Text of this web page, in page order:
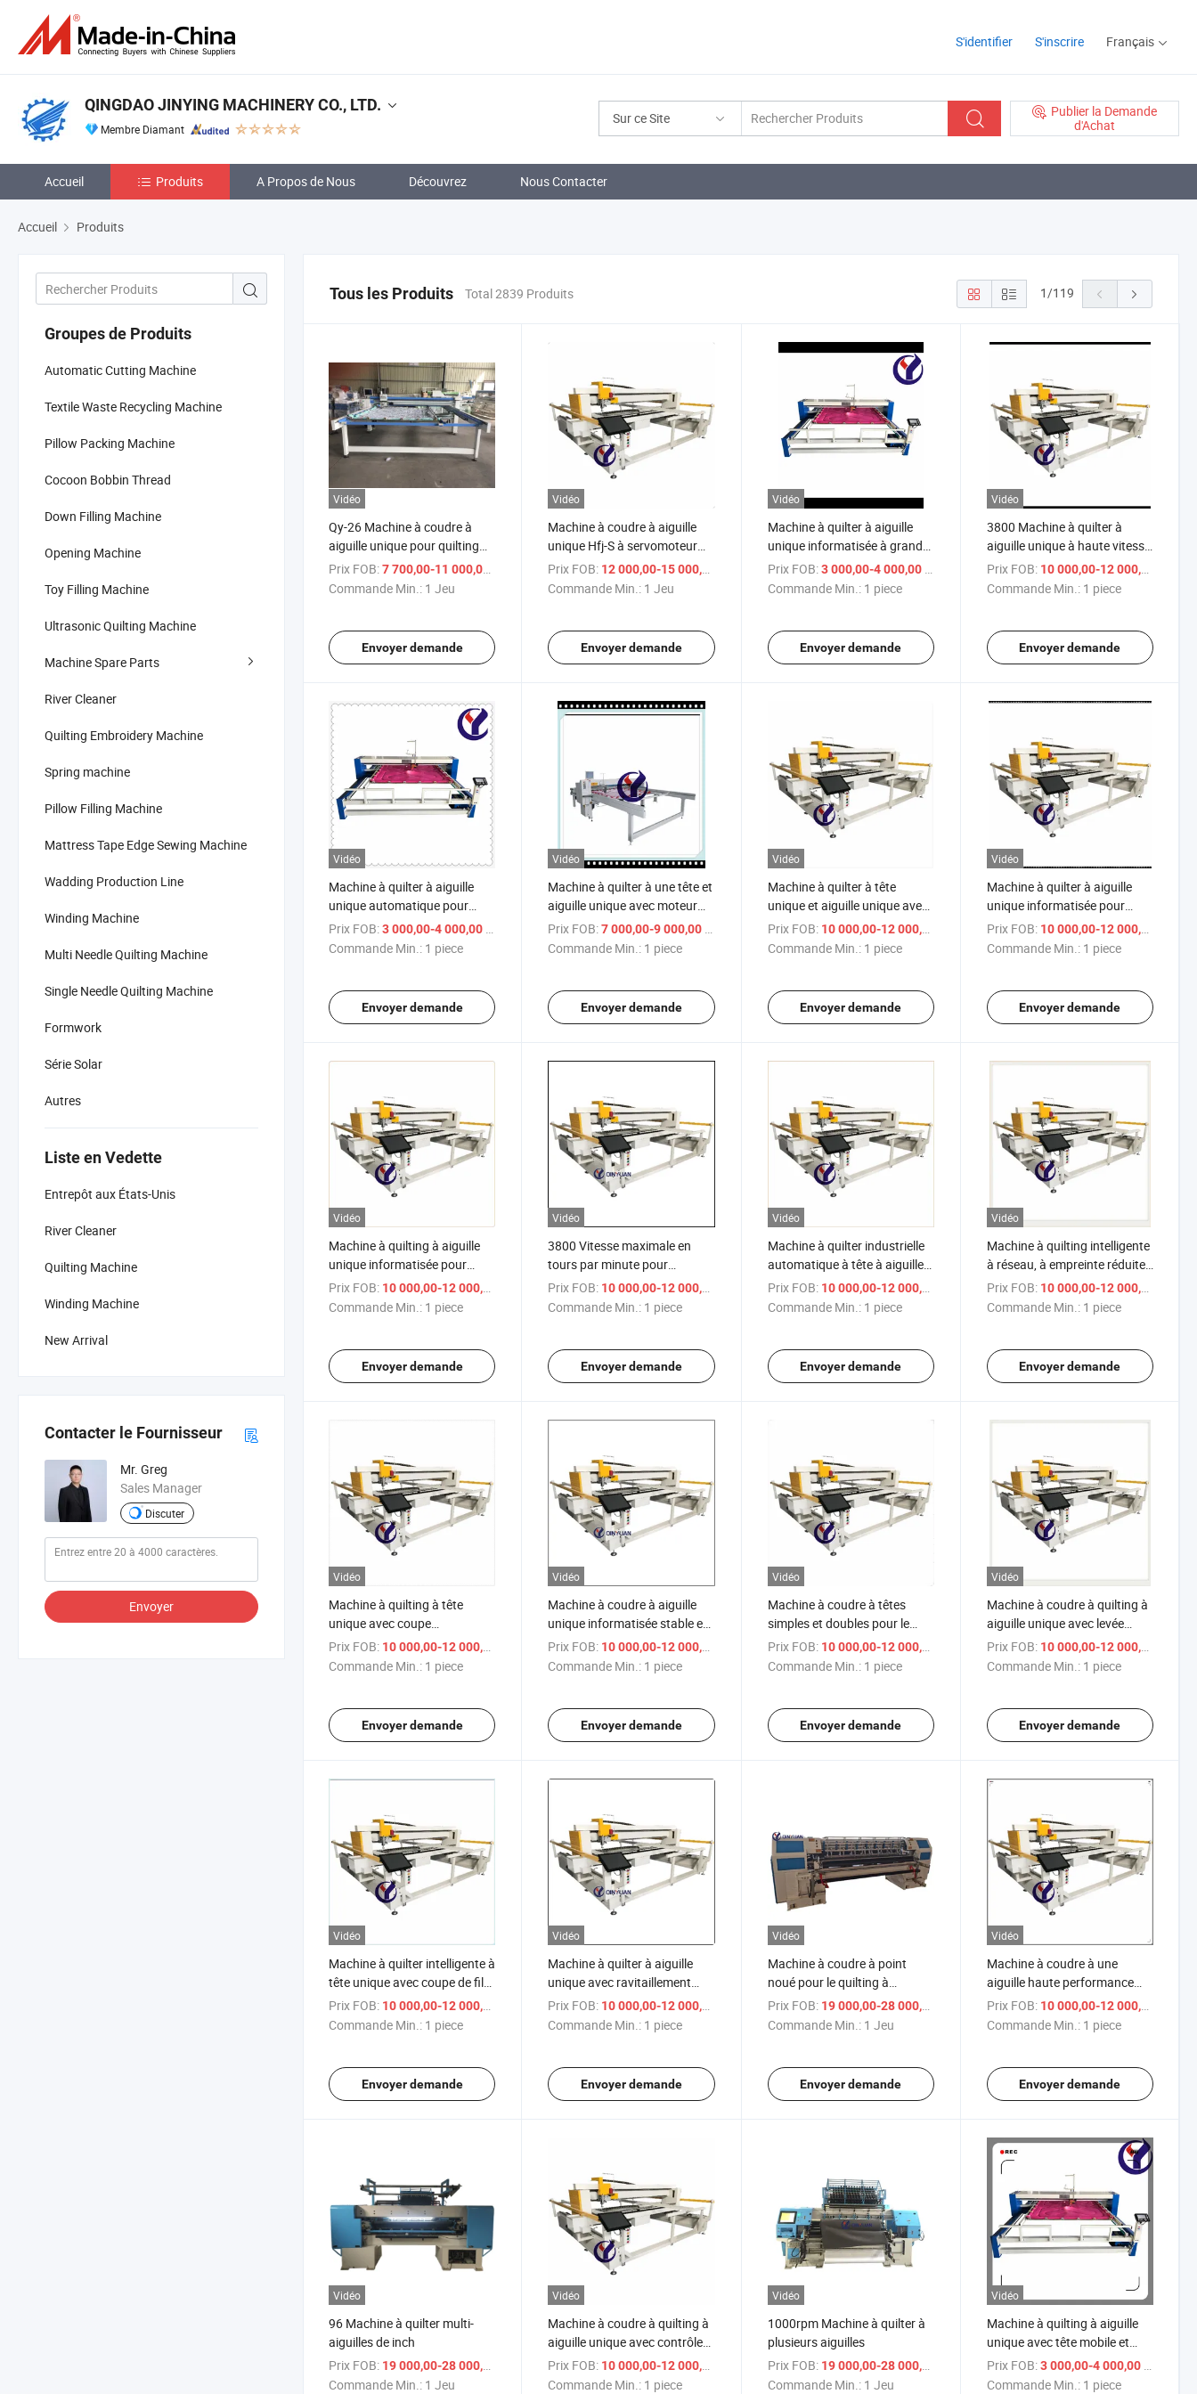
S'identifier S'inscrire Français
Sur ce Site
Publier la Demande
d'Achat
QINGDAO JINYING MACHINERY CO., LTD.
Membre Diamant
Accueil Produits A Propos de Nous Découvrez Nous Contacter
Accueil Produits
Groupes de Produits
Automatic Cutting Machine
Textile Waste Recycling Machine
Pillow Packing Machine
Cocoon Bobbin Thread
Down Filling Machine
Opening Machine
Toy Filling Machine
Ultrasonic Quilting Machine
Machine Spare Parts
River Cleaner
Quilting Embroidery Machine
Spring machine
Pillow Filling Machine
Mattress Tape Edge Sewing Machine
Wadding Production Line
Winding Machine
Multi Needle Quilting Machine
Single Needle Quilting Machine
Formwork
Série Solar
Autres
Liste en Vedette
Entrepôt aux États-Unis
River Cleaner
Quilting Machine
Winding Machine
New Arrival
Contacter le Fournisseur
Mr. Greg
Sales Manager
Discuter
Envoyer
Tous les Produits Total 2839 Produits 1/119
Vidéo
Qy-26 Machine à coudre à
aiguille unique pour quilting
avec couette et matelas
Prix FOB:7 700,00-11 000,00 $US
Commande Min.: 1 Jeu
Envoyer demande
Vidéo
Machine à coudre à aiguille
unique Hfj-S à servomoteur
complet
Prix FOB: 12 000,00-15 000,00 $US
/ Jeu
Commande Min.: 1 Jeu
Envoyer demande
Vidéo
Machine à quilter à aiguille
unique informatisée à grande
vitesse
Prix FOB: 3 000,00-4 000,00 $US
Commande Min.: 1 piece
Envoyer demande
Vidéo
3800 Machine à quilter à
aiguille unique à haute vitesse
et informatisée
Prix FOB: 10 000,00-12 000,00 $US
Commande Min.: 1 piece
Envoyer demande
Vidéo
Machine à quilter à aiguille
unique automatique pour
couettes
Prix FOB:3 000,00-4 000,00 $US
Commande Min.: 1 piece
Envoyer demande
Vidéo
Machine à quilter à une tête et
aiguille unique avec moteur
servo
Prix FOB: 7 000,00-9 000,00 $US
Commande Min.: 1 piece
Envoyer demande
Vidéo
Machine à quilter à tête
unique et aiguille unique avec
servo moteur complet avancé
Prix FOB: 10 000,00-12 000,00 $US
/ piece
Commande Min.: 1 piece
Envoyer demande
Vidéo
Machine à quilter à aiguille
unique informatisée pour
couettes, couvertures, et
quilts
Prix FOB: 10 000,00-12 000,00 $US
Commande Min.: 1 piece
Envoyer demande
Vidéo
Machine à quilting à aiguille
unique informatisée pour
ensemble de literie de couette
Prix FOB: 10 000,00-12 000,00 $US
/ piece
Commande Min.: 1 piece
Envoyer demande
Vidéo
3800 Vitesse maximale en
tours par minute pour
machine à quilter à aiguille
simple
Prix FOB: 10 000,00-12 000,00 $US
/ piece
Commande Min.: 1 piece
Envoyer demande
Vidéo
Machine à quilter industrielle
automatique à tête à aiguille
simple pour couvre-lit
informatisée
Prix FOB: 10 000,00-12 000,00 $US
/ piece
Commande Min.: 1 piece
Envoyer demande
Vidéo
Machine à quilting intelligente
à réseau, à empreinte réduite
et à aiguille unique
Prix FOB: 10 000,00-12 000,00 $US
Commande Min.: 1 piece
Envoyer demande
Vidéo
Machine à quilting à tête
unique avec coupe
automatique et moteurs servo
complets
Prix FOB: 10 000,00-12 000,00 $US
/ piece
Commande Min.: 1 piece
Envoyer demande
Vidéo
Machine à coudre à aiguille
unique informatisée stable et
compacte avec écran tactile
Prix FOB: 10 000,00-12 000,00 $US
/ piece
Commande Min.: 1 piece
Envoyer demande
Vidéo
Machine à coudre à têtes
simples et doubles pour le
textile domestique
Prix FOB: 10 000,00-12 000,00 $US
/ piece
Commande Min.: 1 piece
Envoyer demande
Vidéo
Machine à coudre à quilting à
aiguille unique avec levée
automatique de tête à la
vitesse maximale
Prix FOB: 10 000,00-12 000,00 $US
Commande Min.: 1 piece
Envoyer demande
Vidéo
Machine à quilter intelligente à
tête unique avec coupe de fil
automatique
Prix FOB: 10 000,00-12 000,00 $US
/ piece
Commande Min.: 1 piece
Envoyer demande
Vidéo
Machine à quilter à aiguille
unique avec ravitaillement
automatique pour couettes,
matelas, et quilts
Prix FOB: 10 000,00-12 000,00 $US
/ piece
Commande Min.: 1 piece
Envoyer demande
Vidéo
Machine à coudre à point
noué pour le quilting à
plusieurs aiguilles
Prix FOB: 19 000,00-28 000,00 $US
/ Jeu
Commande Min.: 1 Jeu
Envoyer demande
Vidéo
Machine à coudre à une
aiguille haute performance
avec table de travail
Prix FOB: 10 000,00-12 000,00 $US
Commande Min.: 1 piece
Envoyer demande
Vidéo
96 Machine à quilter multi-
aiguilles de inch
Prix FOB: 19 000,00-28 000,00 $US
/ Jeu
Commande Min.: 1 Jeu
Vidéo
Machine à coudre à quilting à
aiguille unique avec contrôle
informatique pour ensemble
de literie
Prix FOB: 10 000,00-12 000,00 $US
/ piece
Commande Min.: 1 piece
Vidéo
1000rpm Machine à quilter à
plusieurs aiguilles
Prix FOB: 19 000,00-28 000,00 $US
/ Jeu
Commande Min.: 1 Jeu
Vidéo
Machine à quilting à aiguille
unique avec tête mobile et
petit encombrement
Prix FOB: 3 000,00-4 000,00 $US
Commande Min.: 1 piece